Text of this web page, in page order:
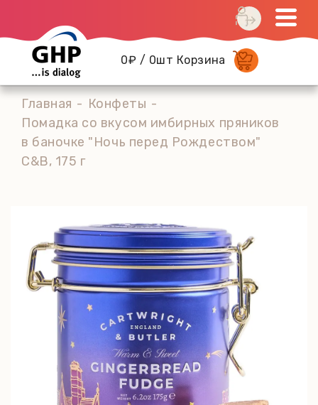
0₽ / 0шт Корзина
Главная
Конфеты
Помадка со вкусом имбирных пряников
в баночке "Ночь перед Рождеством"
C&B, 175 г